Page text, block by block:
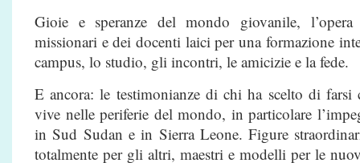
Gioie e speranze del mondo giovanile,
missionari e dei docenti laici per una formazione
campus, lo studio, gli incontri, le amicizie e la fede.
E ancora: le testimonianze di chi ha scelto di
vive nelle periferie del mondo, in particolare
in Sud Sudan e in Sierra Leone. Figure
totalmente per gli altri, maestri e modelli per le